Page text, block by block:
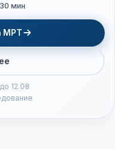
мин
МРТ
12.08